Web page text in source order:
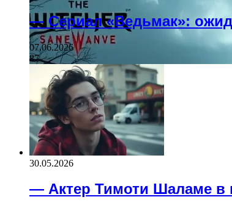
— Сериал «Ведьмак»:
07.06.2026
87
30.05.2026
— Актер Тимоти Шаламе в